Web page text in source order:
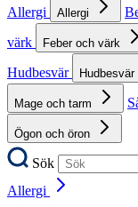
Allergi
Allergi
värk
Feber och värk
Hudbesvär
Hudbesvär
Mage och tarm
Ögon och öron
Sök
Allergi